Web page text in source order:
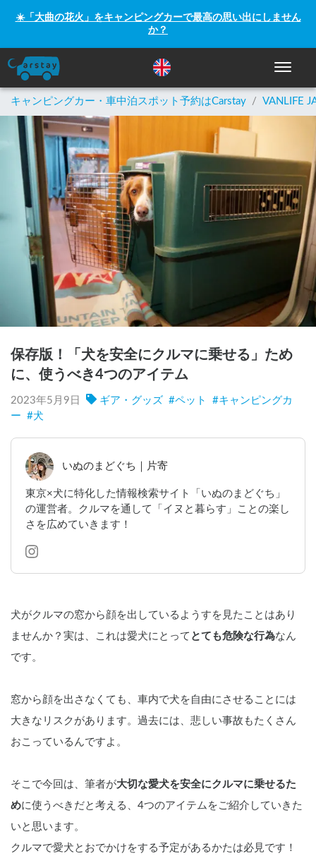
☀️「大曲の花火」をキャンピングカーで最高の思い出にしません
か？
ナビゲ
キャンピングカー・車中泊スポット予約はCarstay / VANLIFE
保存版！「犬を安全にクルマに乗せる」ため
に、使うべき4つのアイテム
2023年5月9日 ギア・グッズ #ペット #キャンピングカ
ー #犬
いぬのまどぐち｜片寄
東京×犬に特化した情報検索サイト「いぬのまどぐち」
の運営者。クルマを通して「イヌと暮らす」ことの楽し
さを広めていきます！
犬がクルマの窓から顔を出しているようすを見たことはあり
ませんか？実は、これは愛犬にとって とても危険な行為なん
です。
窓から顔を出さなくても、車内で犬を自由にさせることには
大きなリスクがあります。過去には、悲しい事故もたくさん
おこっているんですよ。
そこで今回は、筆者が大切な愛犬を安全にクルマに乗せるた
めに使うべきだと考える、4つのアイテムをご紹介していきた
いと思います。
クルマで愛犬とおでかけをする予定があるかたは必見です！